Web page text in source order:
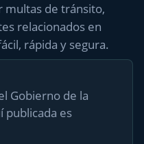
multas de tránsito,
relacionados en
rápida y segura.
Gobierno de la
publicada es